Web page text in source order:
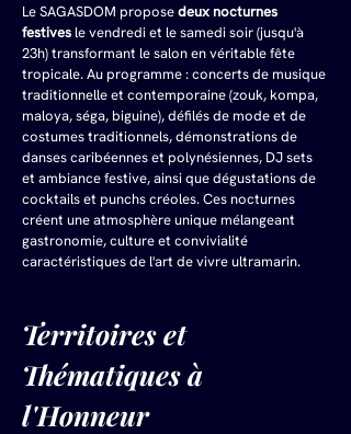
Le SAGASDOM propose deux nocturnes
festives le vendredi et le samedi soir (jusqu'à
23h) transformant le salon en véritable fête
tropicale. Au programme : concerts de musique
traditionnelle et contemporaine (zouk, kompa,
maloya, séga, biguine), défilés de mode et de
costumes traditionnels, démonstrations de
danses caribéennes et polynésiennes, DJ sets
et ambiance festive, ainsi que dégustations de
cocktails et punchs créoles. Ces nocturnes
créent une atmosphère unique mélangeant
gastronomie, culture et convivialité
caractéristiques de l'art de vivre ultramarin.
Territoires et
Thématiques à
l'Honneur